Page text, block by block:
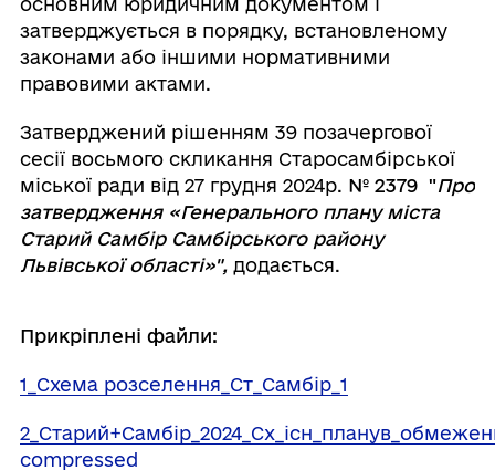
затверджується в порядку, встановленому
законами або іншими нормативними
правовими актами.
Затверджений рішенням 39 позачергової
сесії восьмого скликання Старосамбірської
міської ради від 27 грудня 2024р. № 2379 "Про
затвердження «Генерального плану міста
Старий Самбір Самбірського району
Львівської області»", додається.
Прикріплені файли:
1_Схема розселення_Ст_Самбір_1
compressed